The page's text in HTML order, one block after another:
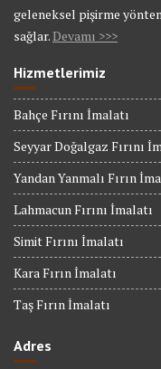
geleneksel pişirme
sağlar.Devamı >>>
Hizmetlerimiz
Bahçe Fırını İmalatı
Seyyar Doğalgaz Fırını
Yandan Yanmalı Fırın
Lahmacun Fırını İmalatı
Simit Fırını İmalatı
Kara Fırın İmalatı
Taş Fırın İmalatı
Adres